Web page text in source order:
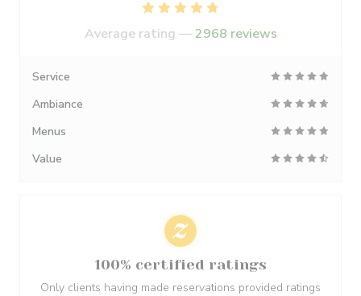
Average rating —2968 reviews
Service
Ambiance
Menus
Value
100% certified ratings
Only clients having made reservations provided ratings